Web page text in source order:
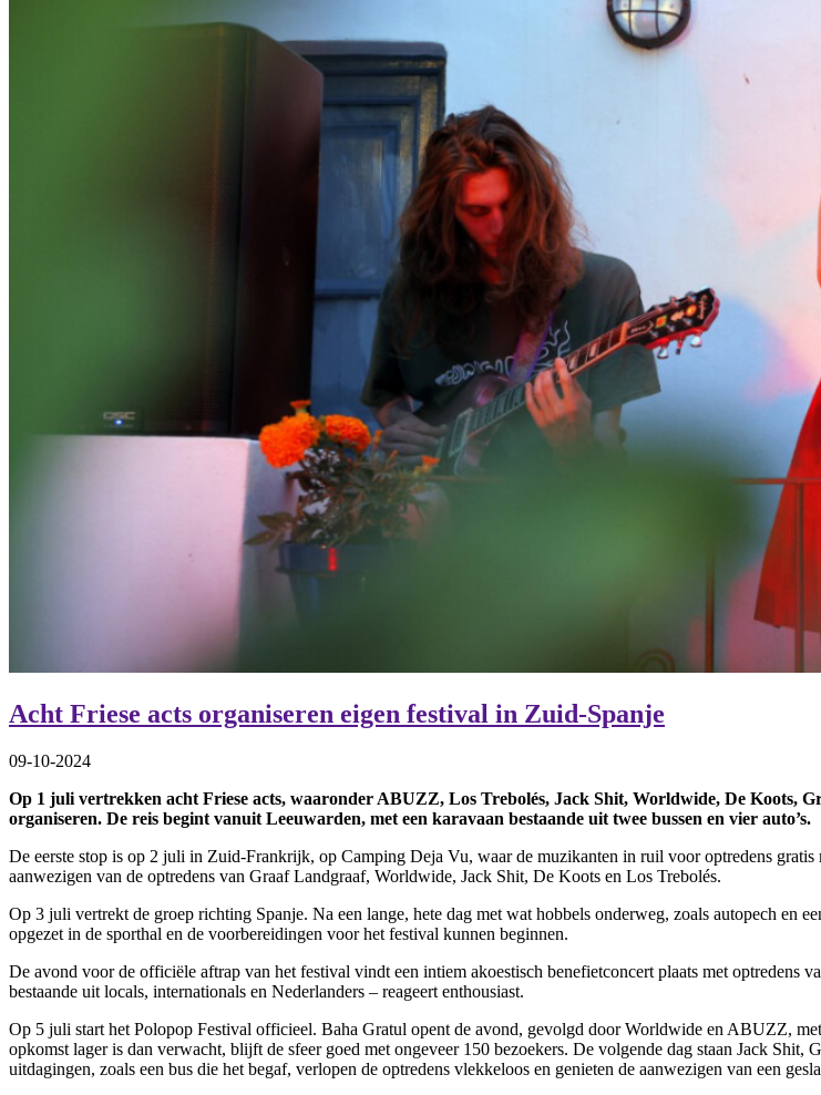
Acht Friese acts organiseren eigen festival in Zuid-Spanje
09-10-2024
Op 1 juli vertrekken acht Friese acts, waaronder ABUZZ, Los Trebolés, Jack Shit, Worldwide, De Koots,
organiseren. De reis begint vanuit Leeuwarden, met een karavaan bestaande uit twee bussen en vier auto’s.
De eerste stop is op 2 juli in Zuid-Frankrijk, op Camping Deja Vu, waar de muzikanten in ruil voor optredens
aanwezigen van de optredens van Graaf Landgraaf, Worldwide, Jack Shit, De Koots en Los Trebolés.
Op 3 juli vertrekt de groep richting Spanje. Na een lange, hete dag met wat hobbels onderweg, zoals autopech en
opgezet in de sporthal en de voorbereidingen voor het festival kunnen beginnen.
De avond voor de officiële aftrap van het festival vindt een intiem akoestisch benefietconcert plaats met
bestaande uit locals, internationals en Nederlanders – reageert enthousiast.
Op 5 juli start het Polopop Festival officieel. Baha Gratul opent de avond, gevolgd door Worldwide en ABUZZ,
opkomst lager is dan verwacht, blijft de sfeer goed met ongeveer 150 bezoekers. De volgende dag staan Jack
uitdagingen, zoals een bus die het begaf, verlopen de optredens vlekkeloos en genieten de aanwezigen van een